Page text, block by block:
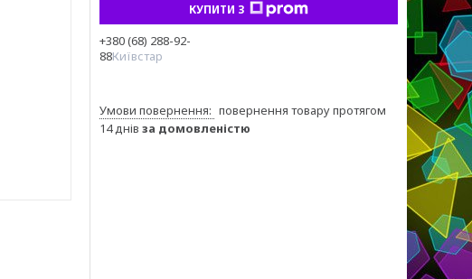
КУПИТИ З
+380 (68) 288-92-
88Київстар
повернення товару протягом
14 днів за домовленістю